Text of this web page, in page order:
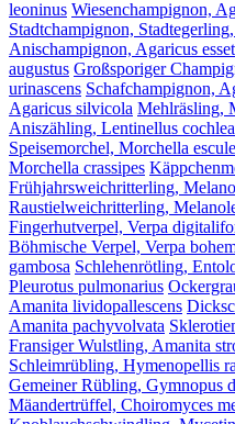
leoninus Wiesenchampignon,
Stadtchampignon,
Anischampignon, Agaricus
augustus Großsporiger
urinascens Schafchampignon,
Agaricus silvicola Mehlräsling,
Aniszähling, Lentinellus
Speisemorchel, Morchella
Morchella crassipes
Frühjahrsweichritterling,
Raustielweichritterling,
Fingerhutverpel, Verpa
Böhmische Verpel, Verpa
gambosa Schlehenrötling,
Pleurotus pulmonarius
Amanita lividopallescens
Amanita pachyvolvata
Fransiger Wulstling, Amanita
Schleimrübling, Hymenopellis
Gemeiner Rübling, Gymnopus
Mäandertrüffel, Choiromyces